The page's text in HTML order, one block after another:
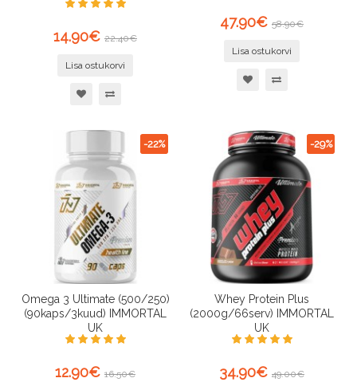
14.90€ 22.40€
Lisa ostukorvi
47.90€ 58.90€
Lisa ostukorvi
Omega 3 Ultimate (500/250)
(90kaps/3kuud) IMMORTAL
UK
12.90€ 16.50€
-22%
Whey Protein Plus
(2000g/66serv) IMMORTAL
UK
34.90€ 49.00€
-29%